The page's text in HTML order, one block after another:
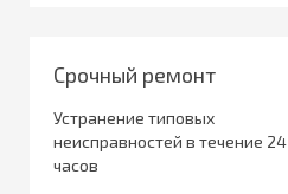
Срочный ремонт
Устранение типовых
неисправностей в течение 24
часов